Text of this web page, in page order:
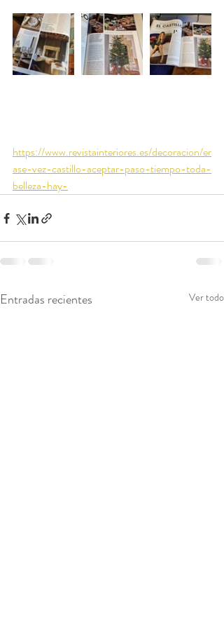
https://www.revistainteriores.es/decoracion/er
ase-vez-castillo-aceptar-paso-tiempo-toda-
belleza-hay-
Entradas recientes Ver todo